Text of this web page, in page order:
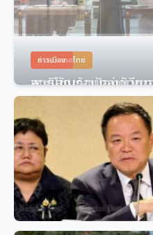
การเมือง
สนธิสัญญาป้องกันซา
‘ประกัน’ สกัดสหรัฐฯ
9 สิงหาคม 2569 5 วิว